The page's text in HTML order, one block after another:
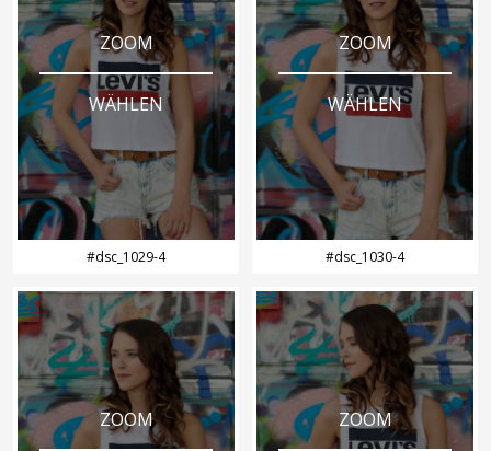
ZOOM
WÄHLEN
#dsc_1029-4
ZOOM
WÄHLEN
#dsc_1030-4
ZOOM ZOOM